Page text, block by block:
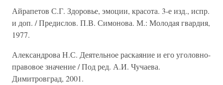
Айрапетов С.Г. Здоровье, эмоции, красота. 3-е изд., испр.
и доп. / Предислов. П.В. Симонова. М.: Молодая гвардия,
1977.
Александрова Н.С. Деятельное раскаяние и его уголовно-
правовое значение / Под ред. А.И. Чучаева.
Димитровград, 2001.